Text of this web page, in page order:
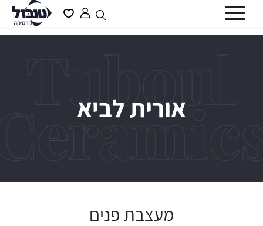
דלג לסרגל הניווט
דלג לתוכן
חלונית
אורית לביא
מעצבת פנים